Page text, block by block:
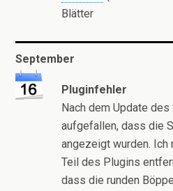
Blätter
September
Pluginfehler
Nach dem Update
aufgefallen, dass die
angezeigt wurden.
Teil des Plugins
dass die runden